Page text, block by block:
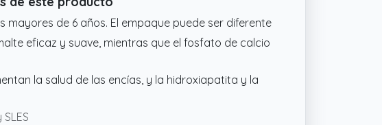
de 6 años. El empaque puede ser diferente
eficaz y suave, mientras que el fosfato de calcio
la salud de las encías, y la hidroxiapatita y la